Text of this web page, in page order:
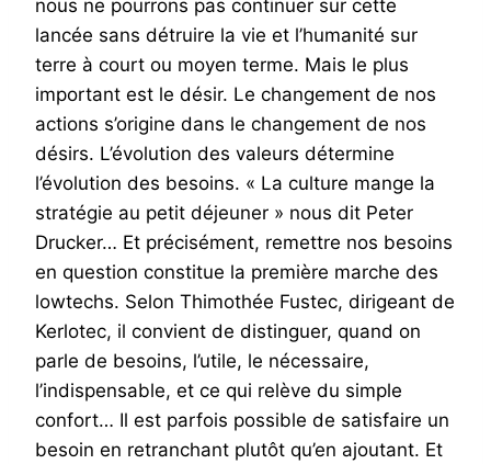
nous ne pourrons pas continuer sur cette
lancée sans détruire la vie et l’humanité sur
terre à court ou moyen terme. Mais le plus
important est le désir. Le changement de nos
actions s’origine dans le changement de nos
désirs. L’évolution des valeurs détermine
l’évolution des besoins. « La culture mange la
stratégie au petit déjeuner » nous dit Peter
Drucker… Et précisément, remettre nos besoins
en question constitue la première marche des
lowtechs. Selon Thimothée Fustec, dirigeant de
Kerlotec, il convient de distinguer, quand on
parle de besoins, l’utile, le nécessaire,
l’indispensable, et ce qui relève du simple
confort… Il est parfois possible de satisfaire un
besoin en retranchant plutôt qu’en ajoutant. Et